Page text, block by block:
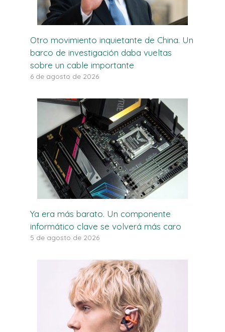
Otro movimiento inquietante de China. Un
barco de investigación daba vueltas
sobre un cable importante
6 de agosto de 2026
Ya era más barato. Un componente
informático clave se volverá más caro
5 de agosto de 2026